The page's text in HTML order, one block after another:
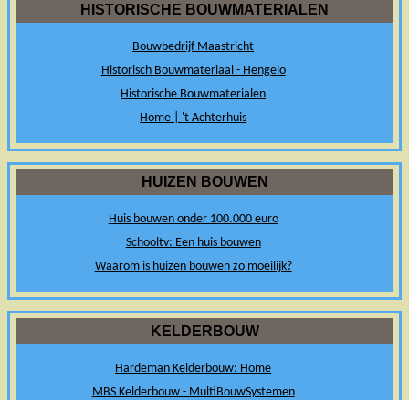
HISTORISCHE BOUWMATERIALEN
Bouwbedrijf Maastricht
Historisch Bouwmateriaal - Hengelo
Historische Bouwmaterialen
Home | 't Achterhuis
HUIZEN BOUWEN
Huis bouwen onder 100.000 euro
Schooltv: Een huis bouwen
Waarom is huizen bouwen zo moeilijk?
KELDERBOUW
Hardeman Kelderbouw: Home
MBS Kelderbouw - MultiBouwSystemen